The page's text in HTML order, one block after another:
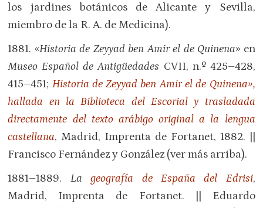
los jardines botánicos de Alicante y Sevilla,
miembro de la R. A. de Medicina).
1881. «Historia de Zeyyad ben Amir el de Quinena» en
Museo Español de Antigüedades CVII, n.º 425–428,
415–451; Historia de Zeyyad ben Amir el de Quinena»,
hallada en la Biblioteca del Escorial y trasladada
directamente del texto arábigo original a la lengua
castellana, Madrid, Imprenta de Fortanet, 1882. ||
Francisco Fernández y González (ver más arriba).
1881–1889. Lageografía de España del Edrisi,
Madrid, Imprenta de Fortanet. || Eduardo